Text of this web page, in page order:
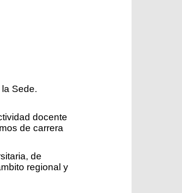
Sede.
docente
de carrera
de
regional y